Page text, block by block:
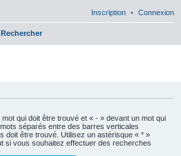
Connexion
Inscription
Rechercher
qui doit être trouvé et « - » devant un mot qui
séparés entre des barres verticales
doit être trouvé. Utilisez un astérisque « * »
si vous souhaitez effectuer des recherches